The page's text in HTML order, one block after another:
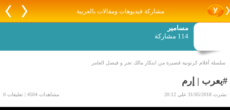
مشاركة فيديوهات ومقالات بالعربية
مسامير
114 مشاركة
سلسلة أفلام كرتونية قصيرة من ابتكار مالك نجر و فيصل العامر
#يعرب | إرم
نشرت 31/05/2018 على 20:12 مشاهدات 4504 | تعليقات 0